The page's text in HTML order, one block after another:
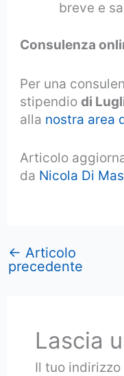
breve e
Consulenza
Per una
stipendiodi
alla nostra area
Articolo
da Nicola Di
← Articolo
precedente
Lascia
Il tuo indirizzo